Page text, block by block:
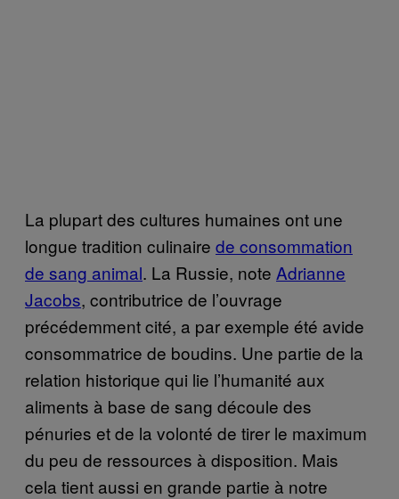
La plupart des cultures humaines ont une
longue tradition culinaire de consommation
de sang animal. La Russie, note Adrianne
Jacobs, contributrice de l’ouvrage
précédemment cité, a par exemple été avide
consommatrice de boudins. Une partie de la
relation historique qui lie l’humanité aux
aliments à base de sang découle des
pénuries et de la volonté de tirer le maximum
du peu de ressources à disposition. Mais
cela tient aussi en grande partie à notre